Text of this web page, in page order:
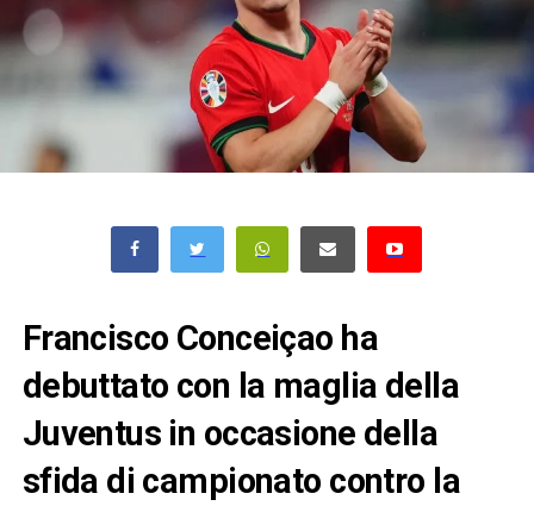
Francisco Conceiçao ha
debuttato con la maglia della
Juventus in occasione della
sfida di campionato contro la